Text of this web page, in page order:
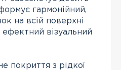
гармонійний,
на всій поверхні
візуальний
покриття з рідкої